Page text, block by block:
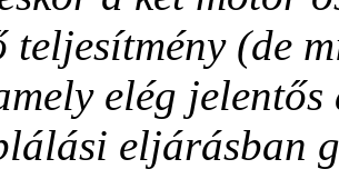
teljesítmény (de
elég
eljárásban